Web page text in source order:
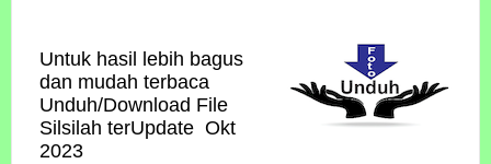
Untuk hasil lebih bagus
dan mudah terbaca
Unduh/Download File
Silsilah terUpdate Okt
2023